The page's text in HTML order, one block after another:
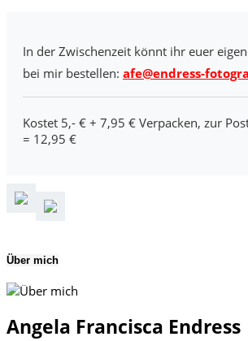
In der Zwischenzeit könnt ihr euer
bei mir bestellen: afe@endress-
Kostet 5,- € + 7,95 € Verpacken, zur
= 12,95 €
Über mich
Angela Francisca Endress